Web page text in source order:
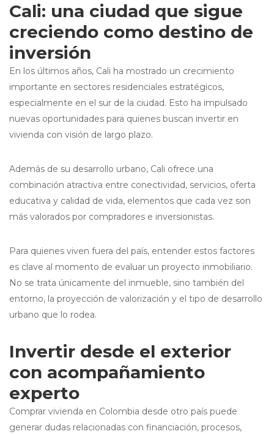
Cali: una ciudad que sigue
creciendo como destino de
inversión
En los últimos años, Cali ha mostrado un crecimiento
importante en sectores residenciales estratégicos,
especialmente en el sur de la ciudad. Esto ha impulsado
nuevas oportunidades para quienes buscan invertir en
vivienda con visión de largo plazo.
Además de su desarrollo urbano, Cali ofrece una
combinación atractiva entre conectividad, servicios, oferta
educativa y calidad de vida, elementos que cada vez son
más valorados por compradores e inversionistas.
Para quienes viven fuera del país, entender estos factores
es clave al momento de evaluar un proyecto inmobiliario.
No se trata únicamente del inmueble, sino también del
entorno, la proyección de valorización y el tipo de desarrollo
urbano que lo rodea.
Invertir desde el exterior
con acompañamiento
experto
Comprar vivienda en Colombia desde otro país puede
generar dudas relacionadas con financiación, procesos,